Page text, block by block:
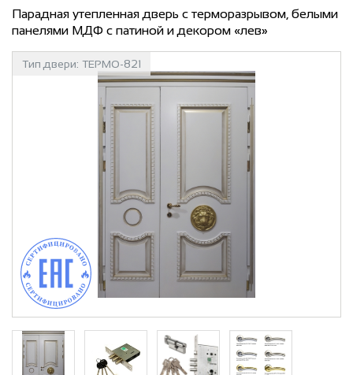
Парадная утепленная дверь с терморазрывом, белыми
панелями МДФ с патиной и декором «лев»
Тип двери: ТЕРМО-821